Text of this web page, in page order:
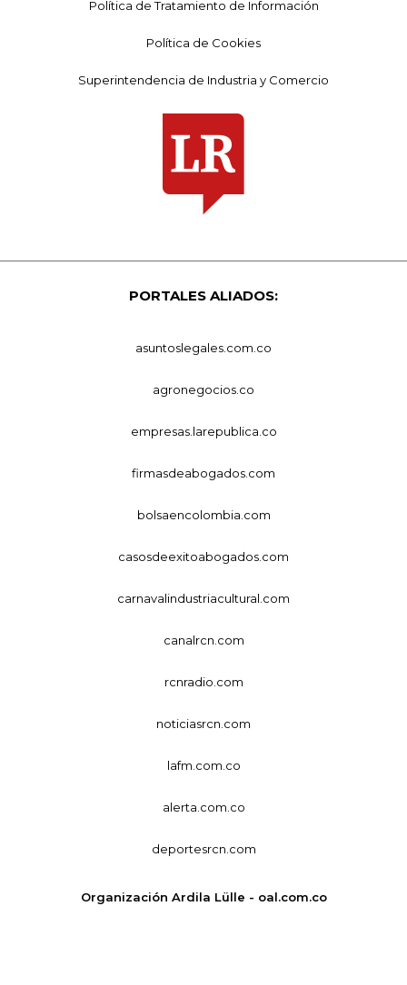
Política de Tratamiento de Información
Política de Cookies
Superintendencia de Industria y Comercio
PORTALES ALIADOS:
asuntoslegales.com.co
agronegocios.co
empresas.larepublica.co
firmasdeabogados.com
bolsaencolombia.com
casosdeexitoabogados.com
carnavalindustriacultural.com
canalrcn.com
rcnradio.com
noticiasrcn.com
lafm.com.co
alerta.com.co
deportesrcn.com
Organización Ardila Lülle - oal.com.co